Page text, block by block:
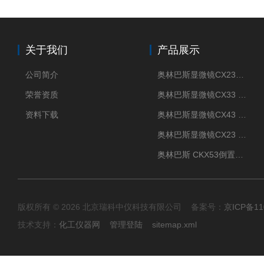
关于我们
公司简介
荣誉资质
资料下载
产品展示
版权所有 © 2026 北京瑞科中仪科技有限公司 备案号： 京ICP备
技术支持： 化工仪器网 管理登陆 sitemap.xml